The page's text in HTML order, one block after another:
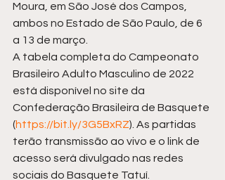
Moura, em São José dos Campos,
ambos no Estado de São Paulo, de 6
a 13 de março.
A tabela completa do Campeonato
Brasileiro Adulto Masculino de 2022
está disponível no site da
Confederação Brasileira de Basquete
(https://bit.ly/3G5BxRZ). As partidas
terão transmissão ao vivo e o link de
acesso será divulgado nas redes
sociais do Basquete Tatuí.